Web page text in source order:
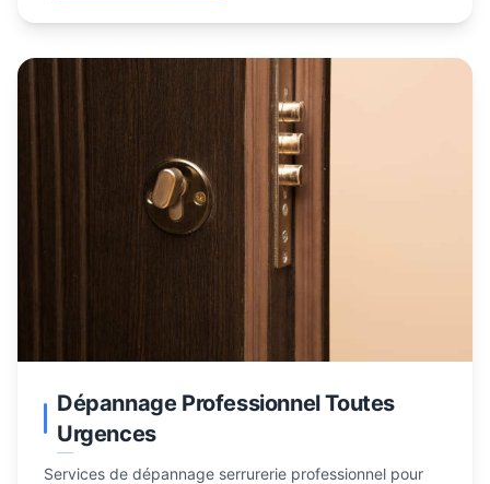
Dépannage Professionnel Toutes
Urgences
Services de dépannage serrurerie professionnel pour